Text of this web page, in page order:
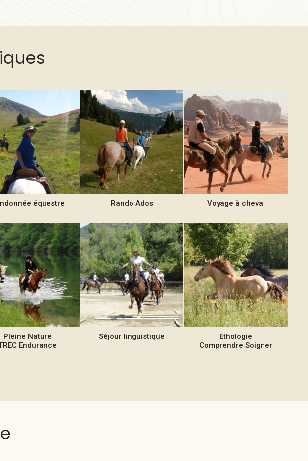
équestre Rando Ados Voyage à cheval
Pleine Nature
Endurance
Séjour linguistique
Ethologie
Comprendre Soigner